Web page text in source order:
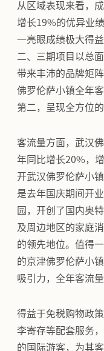
从区域表现来看，
增长19%的优异业
一亮眼成绩极大得
二、三期项目以总
带来丰沛的品牌矩
佛罗伦萨小镇全年
第二，呈现全方位的
客流量方面，武汉
年同比增长20%，
开武汉佛罗伦萨小
是去年国庆期间开
园，开创了国内奥
及周边地区的家庭
的领先地位。值得
的京津佛罗伦萨小
吸引力，全年客流
得益于免税购物政
李寄存等配套服务
的国际游客，为其